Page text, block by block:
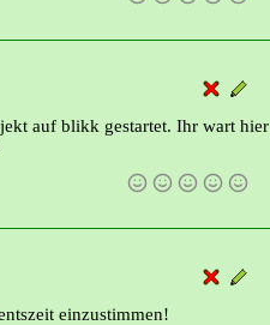
auf blikk gestartet. Ihr wart hier
einzustimmen!